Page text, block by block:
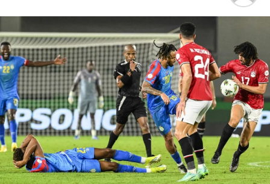
ويواجه توخيل مزيدا من المخاوف بشأن الاختيارات، في حين
يتعافى الظهير الأيسر ألفونسو ديفيز من الإصابة، ويغيب
المهاجمان كينغسلي كومان وسيرج غنابري للإصابة أيضا.
سكاي نيوز